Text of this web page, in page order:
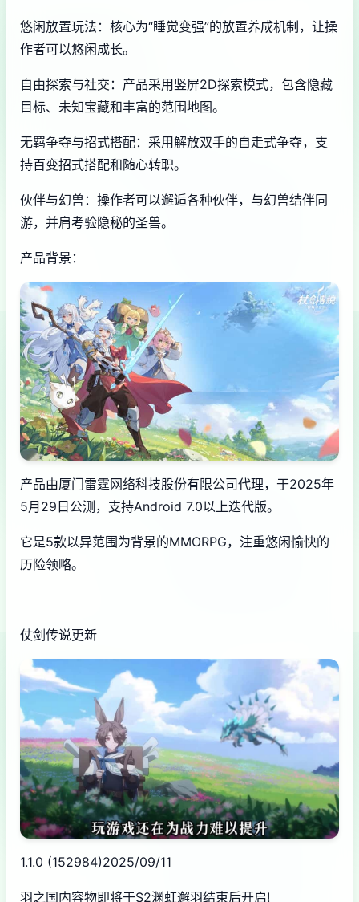
悠闲放置玩法：核心为“睡觉变强”的放置养成机制，让操
作者可以悠闲成长。
自由探索与社交：产品采用竖屏2D探索模式，包含隐藏
目标、未知宝藏和丰富的范围地图。
无羁争夺与招式搭配：采用解放双手的自走式争夺，支
持百变招式搭配和随心转职。
伙伴与幻兽：操作者可以邂逅各种伙伴，与幻兽结伴同
游，并肩考验隐秘的圣兽。
产品背景：
产品由厦门雷霆网络科技股份有限公司代理，于2025年
5月29日公测，支持Android 7.0以上迭代版。
它是5款以异范围为背景的MMORPG，注重悠闲愉快的
历险领略。
仗剑传说更新
1.1.0 (152984)2025/09/11
羽之国内容物即将于S2渊虹邂羽结束后开启!